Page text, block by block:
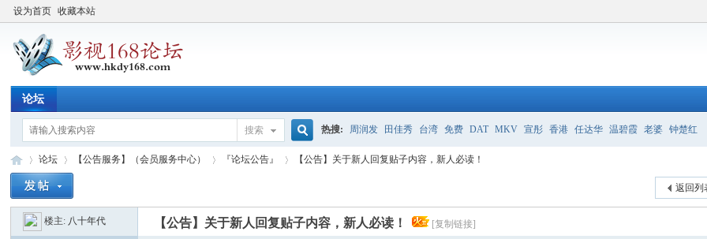
设为首页 收藏本站
论坛
搜索
搜
索
热搜: 周润发 田佳秀 台湾 免费 DAT MKV 宣彤 香港 任达华 温碧霞 老婆 钟楚红
»
论坛
›
【公告服务】（会员服务中心）
›
『论坛公告』
›
【公告】关于新人回复贴子内容，新人必读！
返回列
楼主: 八十年代 【公告】关于新人回复贴子内容，新人必读！ [复制链接]